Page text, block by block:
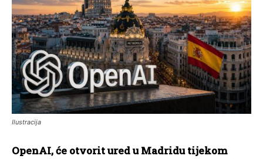
Ilustracija
OpenAI, će otvorit ured u Madridu tijekom